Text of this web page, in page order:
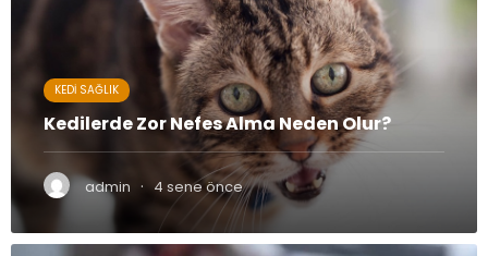
KEDI SAĞLIK
Kedilerde Zor Nefes Alma Neden Olur?
admin · 4 sene önce